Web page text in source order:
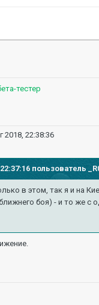
тестер
2018, 22:38:36
пользователь
в этом, так я и на
боя) - и то же с